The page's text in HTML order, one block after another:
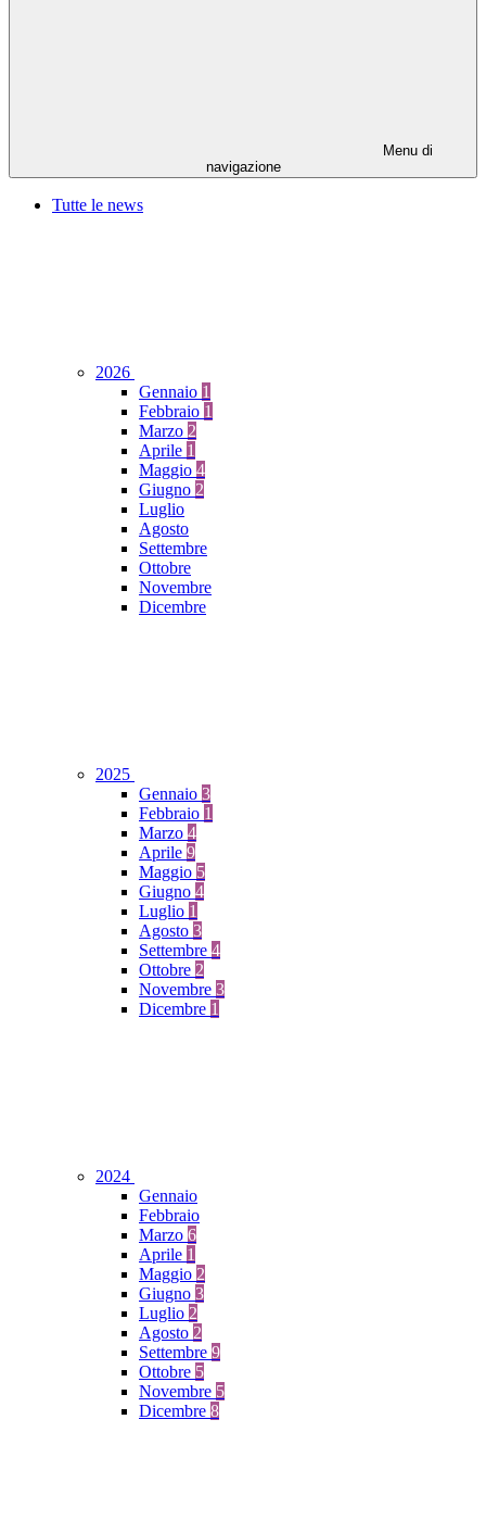
Menu di
navigazione
Tutte le news
2026
Gennaio 1
Febbraio 1
Marzo 2
Aprile 1
Maggio 4
Giugno 2
Luglio
Agosto
Settembre
Ottobre
Novembre
Dicembre
2025
Gennaio 3
Febbraio 1
Marzo 4
Aprile 9
Maggio 5
Giugno 4
Luglio 1
Agosto 3
Settembre 4
Ottobre 2
Novembre 3
Dicembre 1
2024
Gennaio
Febbraio
Marzo 6
Aprile 1
Maggio 2
Giugno 3
Luglio 2
Agosto 2
Settembre 9
Ottobre 5
Novembre 5
Dicembre 8